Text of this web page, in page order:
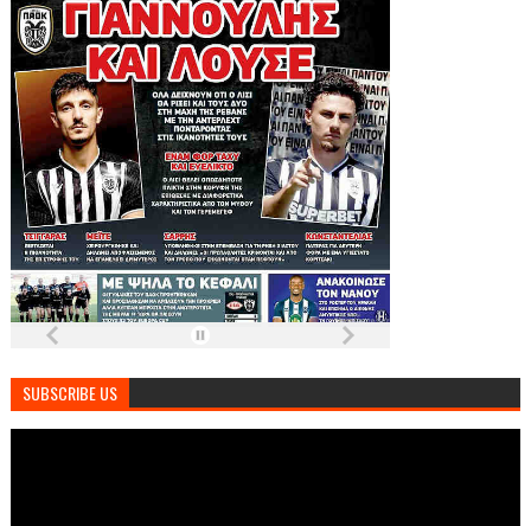
SUBSCRIBE US